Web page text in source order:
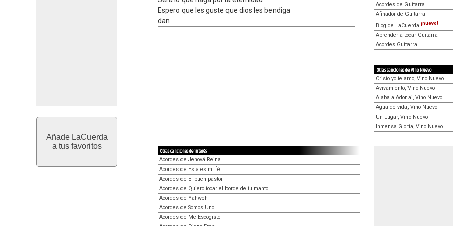
Añade LaCuerda
a tus favoritos
Espero que les guste que dios les bendiga
dan
Acordes de Guitarra
Afinador de Guitarra
Blog de LaCuerda ¡nuevo!
Aprender a tocar Guitarra
Acordes Guitarra
Otras canciones de Vino Nuevo
Cristo yo te amo, Vino Nuevo
Avivamiento, Vino Nuevo
Alaba a Adonai, Vino Nuevo
Agua de vida, Vino Nuevo
Un Lugar, Vino Nuevo
Inmensa Gloria, Vino Nuevo
Otras canciones de interés
Acordes de Jehová Reina
Acordes de Esta es mi fé
Acordes de El buen pastor
Acordes de Quiero tocar el borde de tu manto
Acordes de Yahweh
Acordes de Somos Uno
Acordes de Me Escogiste